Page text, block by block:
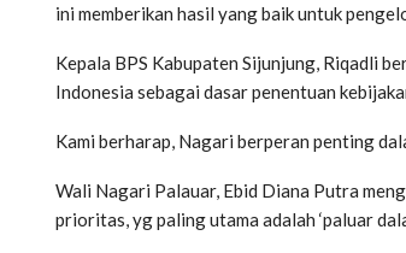
ini memberikan hasil yang baik untuk
Kepala BPS Kabupaten Sijunjung, Riqadli
Indonesia sebagai dasar penentuan
Kami berharap, Nagari berperan penting
Wali Nagari Palauar, Ebid Diana Putra
prioritas, yg paling utama adalah ‘paluar